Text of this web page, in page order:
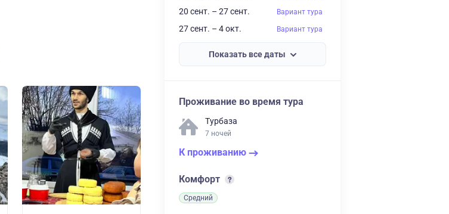
20 сент. – 27 сент. Вариант тура
27 сент. – 4 окт. Вариант тура
Показать все даты
Проживание во время тура
Турбаза
7 ночей
К проживанию
Комфорт
Средний